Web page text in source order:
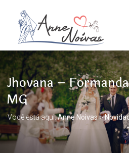
Jhovana –
MG
Você está aqui:Anne Noivas>